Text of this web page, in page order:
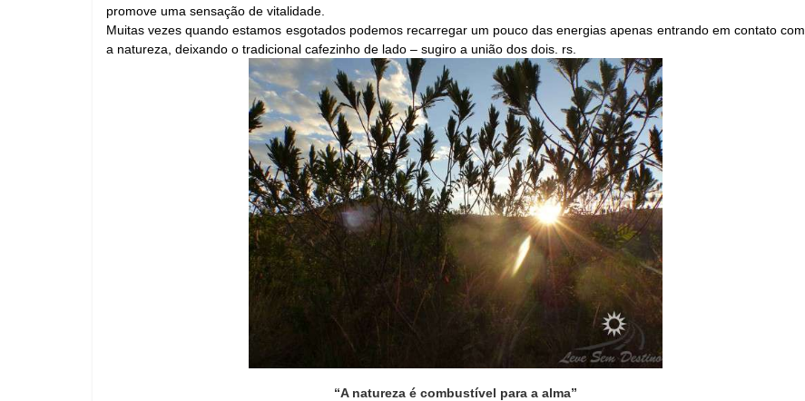
promove uma sensação de vitalidade.
Muitas vezes quando estamos esgotados podemos recarregar um pouco das energias apenas entrando em contato com
a natureza, deixando o tradicional cafezinho de lado – sugiro a união dos dois. rs.
“A natureza é combustível para a alma”